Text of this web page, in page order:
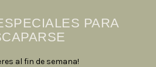
PARA
al fin de semana!